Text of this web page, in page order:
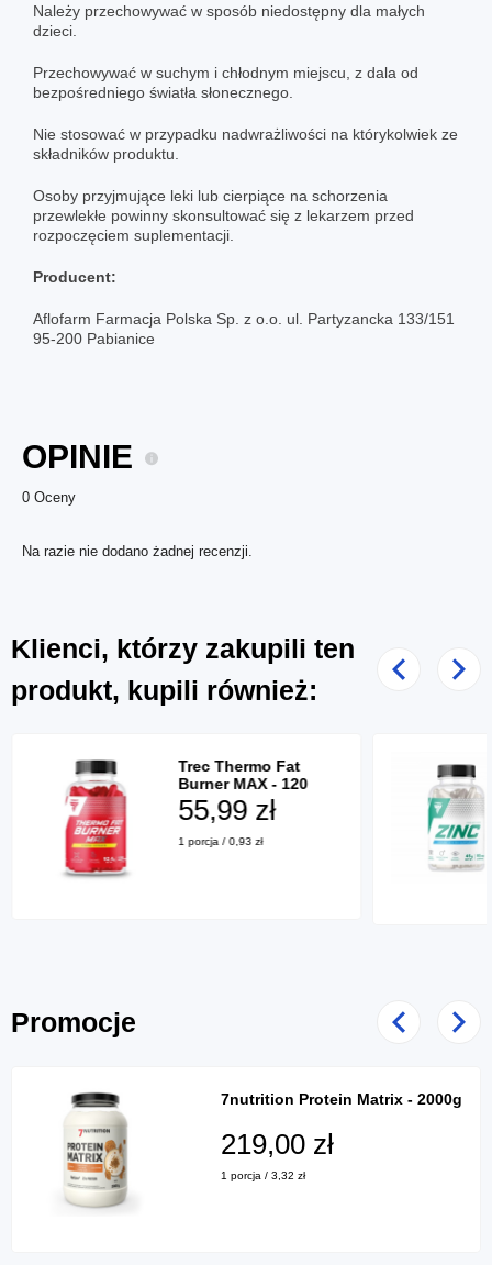
Należy przechowywać w sposób niedostępny dla małych
dzieci.
Przechowywać w suchym i chłodnym miejscu, z dala od
bezpośredniego światła słonecznego.
Nie stosować w przypadku nadwrażliwości na którykolwiek ze
składników produktu.
Osoby przyjmujące leki lub cierpiące na schorzenia
przewlekłe powinny skonsultować się z lekarzem przed
rozpoczęciem suplementacji.
Producent:
Aflofarm Farmacja Polska Sp. z o.o. ul. Partyzancka 133/151
95-200 Pabianice
OPINIE
0 Oceny
Na razie nie dodano żadnej recenzji.
Klienci, którzy zakupili ten
produkt, kupili również:
Poprzedni
Trec Thermo Fat
Burner MAX - 120
kaps.
55,99 zł
1 porcja / 0,93 zł
Promocje Poprzedni
7nutrition Protein Matrix - 2000g
219,00 zł
1 porcja / 3,32 zł